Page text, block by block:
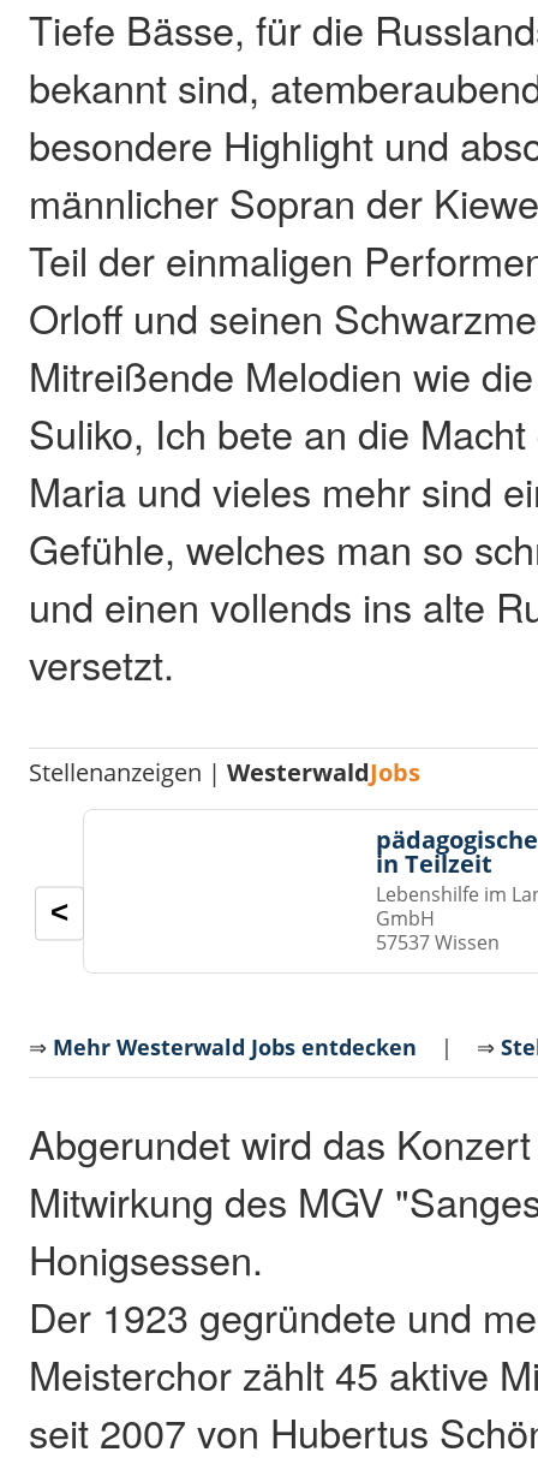
Tiefe Bässe, für die
bekannt sind,
besondere Highlight und
männlicher Sopran der
Teil der einmaligen
Orloff und seinen
Mitreißende Melodien wie
Suliko, Ich bete an die
Maria und vieles mehr sind
Gefühle, welches man so
und einen vollends ins alte
versetzt.
Stellenanzeigen |WesterwaldJobs
in Teilzeit
Lebenshilfe im
GmbH
57537 Wissen
<
⇒ Mehr Westerwald Jobs entdecken | ⇒
Abgerundet wird das
Mitwirkung des MGV
Honigsessen.
Der 1923 gegründete und
Meisterchor zählt 45 aktive
seit 2007 von Hubertus